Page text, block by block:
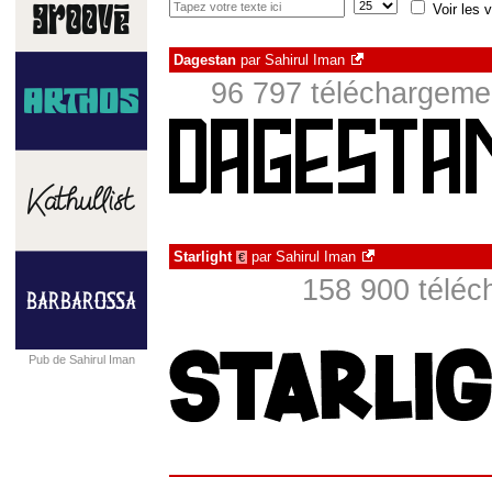
Pub de Sahirul Iman
Voir les
Dagestan par Sahirul Iman
96 797
Starlight € par Sahirul Iman
158 900